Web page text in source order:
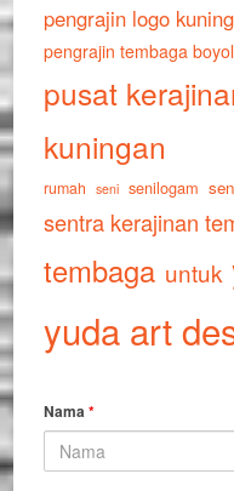
pengrajin logo
pengrajin tembaga
pusat
kuningan
rumah seni senilogam
sentra kerajinan
tembaga untuk
yuda art
Nama*